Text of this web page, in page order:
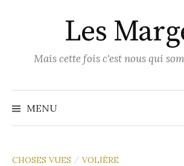
Les
Mais cette fois c'est nous qui
MENU
CHOSES VUES / VOLIÈRE